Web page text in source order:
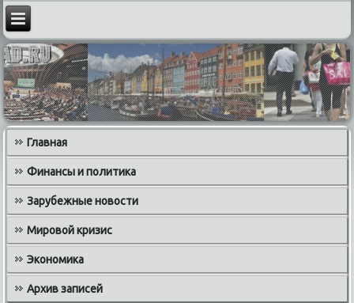
Главная
Финансы и политика
Зарубежные новости
Мировой кризис
Экономика
Архив записей